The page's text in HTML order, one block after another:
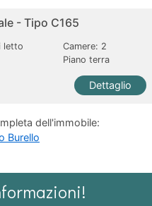
- Tipo C165
letto Camere: 2
Piano terra
Dettaglio
dell'immobile:
Burello